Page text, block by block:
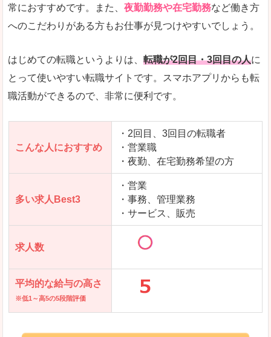
求人数が少ないので、逆に探しやすいといった一
求人を含んだページを見てみる
常におすすめです。また、 夜勤勤務や在宅勤務など働き方
へのこだわりがある方もお仕事が見つけやすいでしょう。
はじめての転職というよりは、 転職が2回目・3回目の人に
とって使いやすい転職サイトです。スマホアプリからも転
職活動ができるので、非常に便利です。
こんな人におすすめ
・2回目、3回目の転職者
・営業職
・夜勤、在宅勤務希望の方
多い求人Best3
・営業
・事務、管理業務
・サービス、販売
求人数
平均的な給与の高さ
※低1～高5の5段階評価